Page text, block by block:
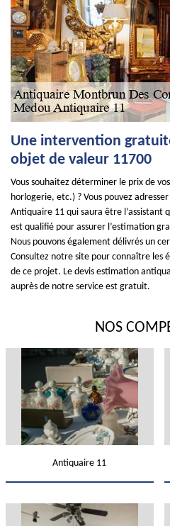
Une intervention
objet de valeur 11700
Vous souhaitez déterminer le prix de
horlogerie, etc.) ? Vous pouvez
Antiquaire 11 qui saura être l’assistant
est qualifié pour assurer l’estimation
Nous pouvons également délivrés un
Consultez notre site pour connaître les
de ce projet. Le devis estimation
auprès de notre service est gratuit.
NOS
Antiquaire 11